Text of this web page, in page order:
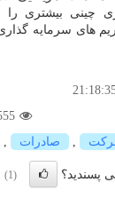
چینی بیشتری
های سرمایه
, صادرات ,
پسندید؟ (1)